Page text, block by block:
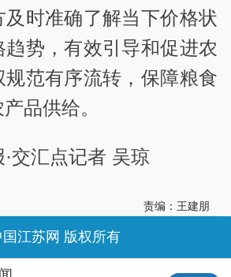
时准确了解当下价格状
趋势，有效引导和促进农
范有序流转，保障粮食
品供给。
交汇点记者 吴琼
责编：王建朋
国江苏网 版权所有